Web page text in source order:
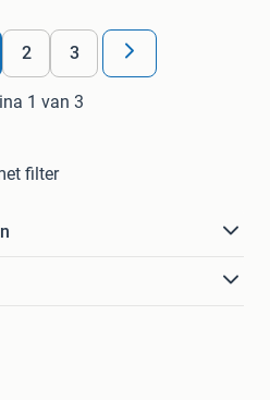
2 3
1 van 3
filter